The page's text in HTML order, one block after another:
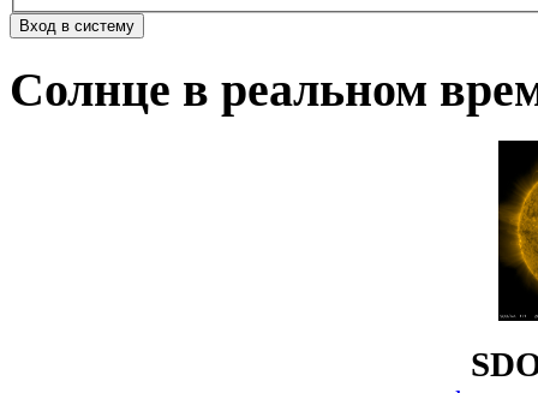
Солнце в реальном